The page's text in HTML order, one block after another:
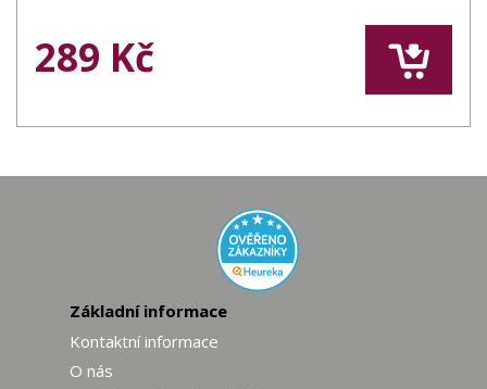
289 Kč
Základní informace
Kontaktní informace
O nás